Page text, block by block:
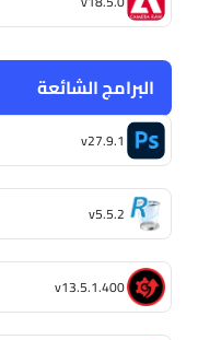
البرامج الشائعة
v27.9.1
v5.5.2
v13.5.1.400